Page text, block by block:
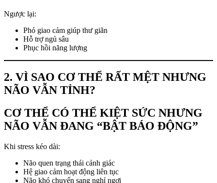
Ngược lại:
Phó giao cảm giúp thư giãn
Hỗ trợ ngủ sâu
Phục hồi năng lượng
2. VÌ SAO CƠ THỂ RẤT MỆT NHƯNG
NÃO VẪN TỈNH?
CƠ THỂ CÓ THỂ KIỆT SỨC NHƯNG
NÃO VẪN ĐANG “BẬT BÁO ĐỘNG”
Khi stress kéo dài:
Não quen trạng thái cảnh giác
Hệ giao cảm hoạt động liên tục
Não khó chuyển sang nghỉ ngơi